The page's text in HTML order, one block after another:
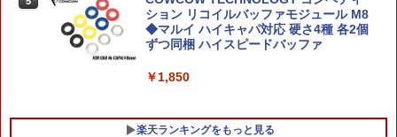
タルホワイトパール) Aラクプラ10CWト
ヨタGR86Cホワイト [Aラクプラ10CW
トヨタGR86Cホワイト]
￥1,770
【新品】エンスカイ ポケットモンスター
ポケモン図鑑 ジグソーパズル 1000ピー
ス 1000T-31 ポケモン パズル
￥3,980
ション リコイルバッファモジュール M8
◆マルイ ハイキャパ対応 硬さ4種 各2個
ずつ同梱 ハイスピードバッファ
￥1,850
楽天ランキングをもっと見る